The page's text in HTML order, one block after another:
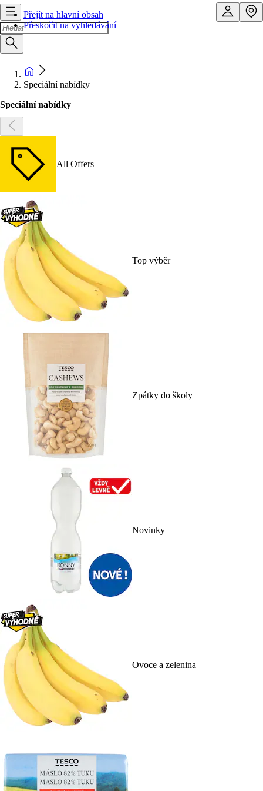
Přejít na hlavní obsah
Přeskočit na vyhledávání
Speciální nabídky
Speciální nabídky
All Offers
Top výběr
Zpátky do školy
Novinky
Ovoce a zelenina